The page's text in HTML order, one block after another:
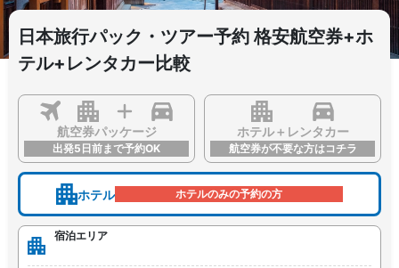
日本旅行パック・ツアー予約 格安航空券+ホ
テル+レンタカー比較
航空券パッケージ
出発5日前まで予約OK
ホテル＋レンタカー
航空券が不要な方はコチラ
ホテル ホテルのみの予約の方
宿泊エリア